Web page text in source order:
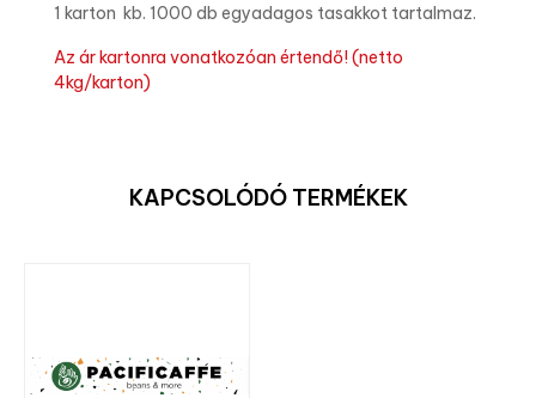
1 karton kb. 1000 db egyadagos tasakkot tartalmaz.
Az ár kartonra vonatkozóan értendő! (netto
4kg/karton)
KAPCSOLÓDÓ TERMÉKEK